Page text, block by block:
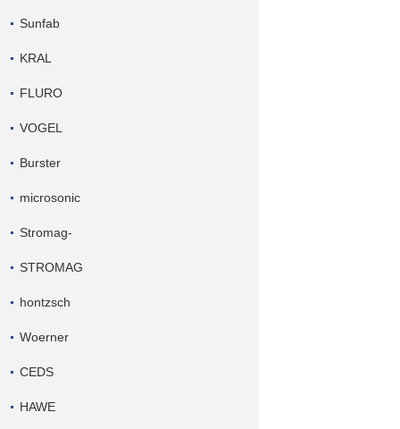
Sunfab
KRAL
FLURO
VOGEL
Burster
microsonic
Stromag-
STROMAG
hontzsch
Woerner
CEDS
HAWE